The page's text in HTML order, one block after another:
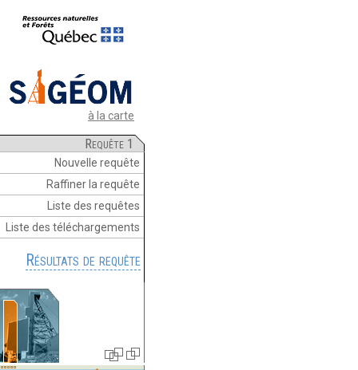
à la carte
Requête 1
Nouvelle requête
Raffiner la requête
Liste des requêtes
Liste des téléchargements
Résultats de requête